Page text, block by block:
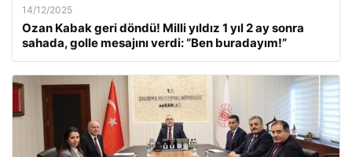
14/12/2025
Ozan Kabak geri döndü! Milli yıldız 1 yıl 2 ay sonra
sahada, golle mesajını verdi: “Ben buradayım!”